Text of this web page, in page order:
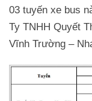
03 tuyến xe bus
Ty TNHH Quyết
Vĩnh Trường –